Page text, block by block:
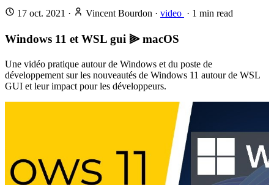
17 oct. 2021 · Vincent Bourdon · video · 1 min read
Windows 11 et WSL gui ⫸ macOS
Une vidéo pratique autour de Windows et du poste de
développement sur les nouveautés de Windows 11 autour de WSL
GUI et leur impact pour les développeurs.